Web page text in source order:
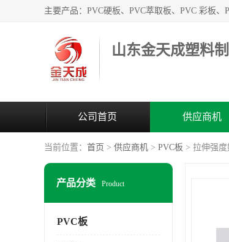
山东金天成塑料
公司首页 供应商机
当前位置： 首页 > 供应商机 > PVC板 > 拉伸强度
产品分类 Product
PVC板